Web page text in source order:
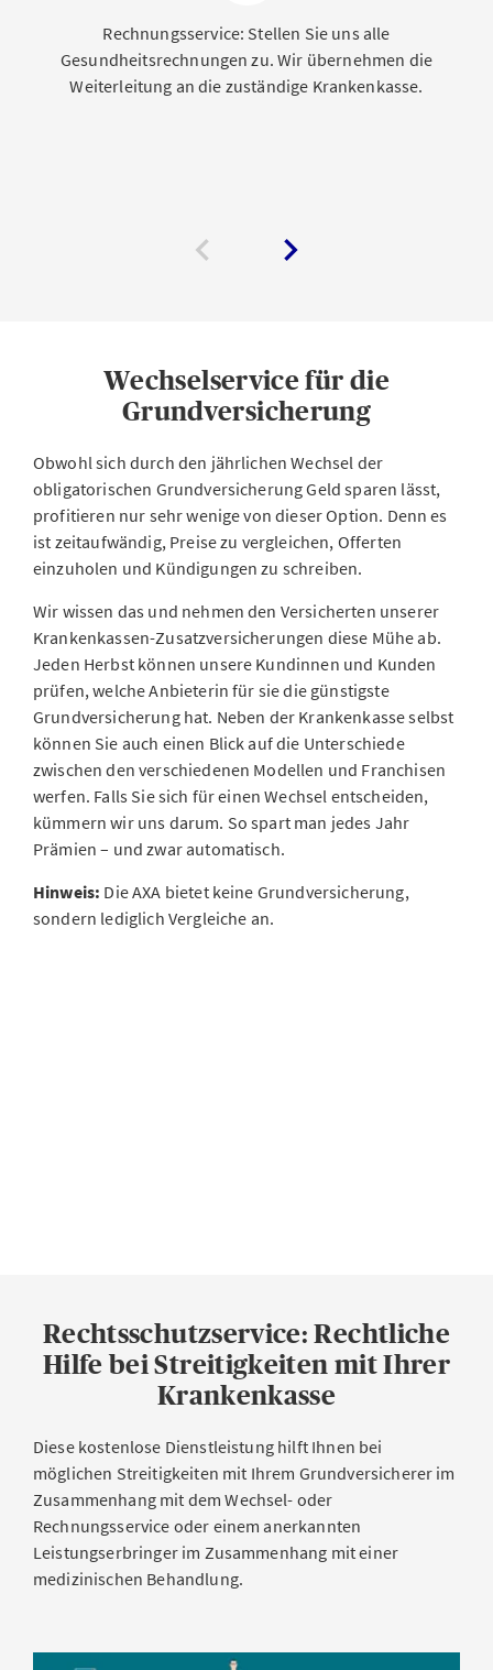
Rechnungsservice: Stellen Sie uns alle
Gesundheitsrechnungen zu. Wir übernehmen die
Weiterleitung an die zuständige Krankenkasse.
Wechselservice für die
Grundversicherung
Obwohl sich durch den jährlichen Wechsel der
obligatorischen Grundversicherung Geld sparen lässt,
profitieren nur sehr wenige von dieser Option. Denn es
ist zeitaufwändig, Preise zu vergleichen, Offerten
einzuholen und Kündigungen zu schreiben.
Wir wissen das und nehmen den Versicherten unserer
Krankenkassen-Zusatzversicherungen diese Mühe ab.
Jeden Herbst können unsere Kundinnen und Kunden
prüfen, welche Anbieterin für sie die günstigste
Grundversicherung hat. Neben der Krankenkasse selbst
können Sie auch einen Blick auf die Unterschiede
zwischen den verschiedenen Modellen und Franchisen
werfen. Falls Sie sich für einen Wechsel entscheiden,
kümmern wir uns darum. So spart man jedes Jahr
Prämien – und zwar automatisch.
Hinweis: Die AXA bietet keine Grundversicherung,
sondern lediglich Vergleiche an.
Rechtsschutzservice: Rechtliche
Hilfe bei Streitigkeiten mit Ihrer
Krankenkasse
Diese kostenlose Dienstleistung hilft Ihnen bei
möglichen Streitigkeiten mit Ihrem Grundversicherer im
Zusammenhang mit dem Wechsel- oder
Rechnungsservice oder einem anerkannten
Leistungserbringer im Zusammenhang mit einer
medizinischen Behandlung.